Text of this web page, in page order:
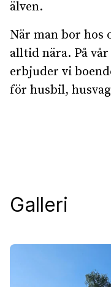
älven.
När man bor hos
alltid nära. På
erbjuder vi
för husbil,
Galleri